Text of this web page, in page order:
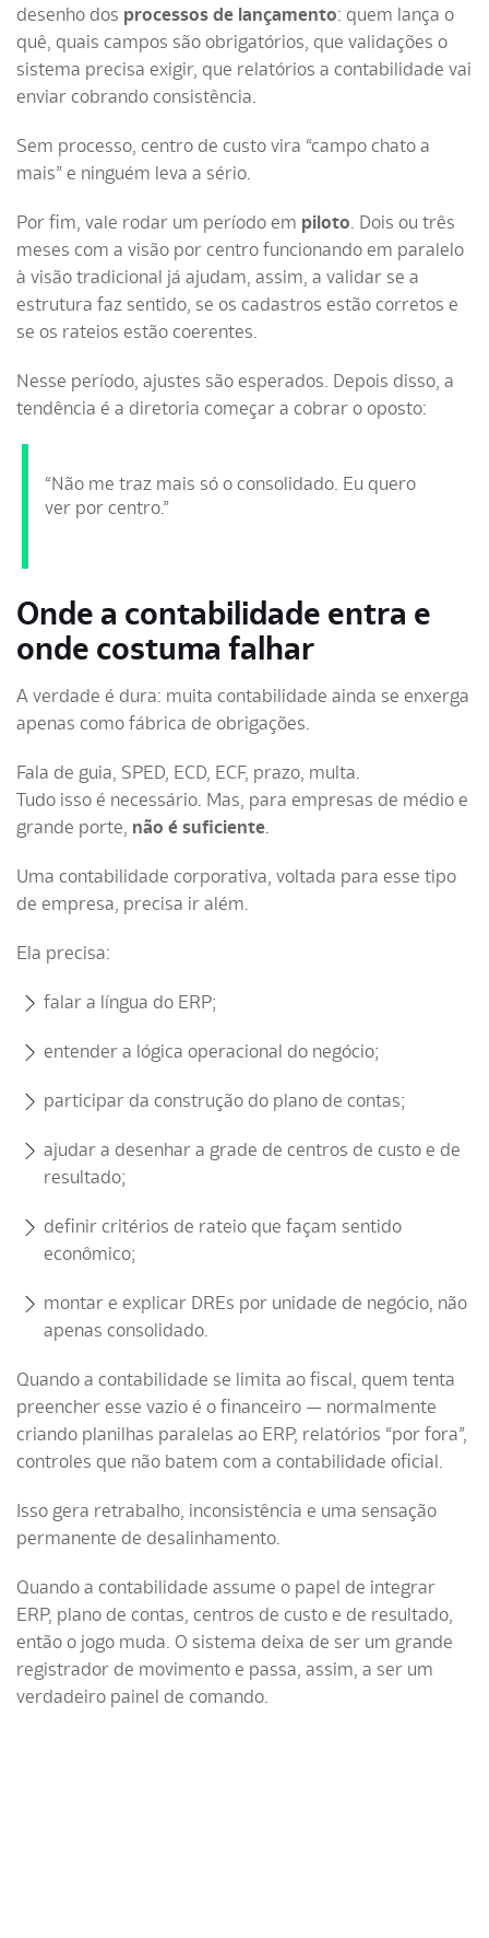
desenho dos processos de lançamento: quem lança o
quê, quais campos são obrigatórios, que validações o
sistema precisa exigir, que relatórios a contabilidade vai
enviar cobrando consistência.
Sem processo, centro de custo vira “campo chato a
mais” e ninguém leva a sério.
Por fim, vale rodar um período em piloto . Dois ou três
meses com a visão por centro funcionando em paralelo
à visão tradicional já ajudam, assim, a validar se a
estrutura faz sentido, se os cadastros estão corretos e
se os rateios estão coerentes.
Nesse período, ajustes são esperados. Depois disso, a
tendência é a diretoria começar a cobrar o oposto:
“Não me traz mais só o consolidado. Eu quero
ver por centro.”
Onde a contabilidade entra e
onde costuma falhar
A verdade é dura: muita contabilidade ainda se enxerga
apenas como fábrica de obrigações.
Fala de guia, SPED, ECD, ECF, prazo, multa.
Tudo isso é necessário. Mas, para empresas de médio e
grande porte, não é suficiente
Uma contabilidade corporativa, voltada para esse tipo
de empresa, precisa ir além.
Ela precisa:
falar a língua do ERP;
entender a lógica operacional do negócio;
participar da construção do plano de contas;
ajudar a desenhar a grade de centros de custo e de
resultado;
definir critérios de rateio que façam sentido
econômico;
montar e explicar DREs por unidade de negócio, não
apenas consolidado.
Quando a contabilidade se limita ao fiscal, quem tenta
preencher esse vazio é o financeiro — normalmente
criando planilhas paralelas ao ERP, relatórios “por fora”,
controles que não batem com a contabilidade oficial.
Isso gera retrabalho, inconsistência e uma sensação
permanente de desalinhamento.
Quando a contabilidade assume o papel de integrar
ERP, plano de contas, centros de custo e de resultado,
então o jogo muda. O sistema deixa de ser um grande
registrador de movimento e passa, assim, a ser um
verdadeiro painel de comando.